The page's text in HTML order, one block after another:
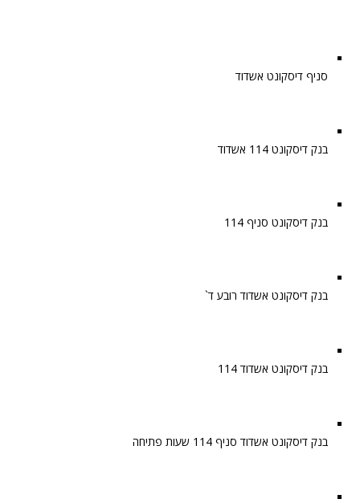
סניף דיסקונט אשדוד
בנק דיסקונט 114 אשדוד
בנק דיסקונט סניף 114
בנק דיסקונט אשדוד רובע ד`
בנק דיסקונט אשדוד 114
בנק דיסקונט אשדוד סניף 114 שעות פתיחה